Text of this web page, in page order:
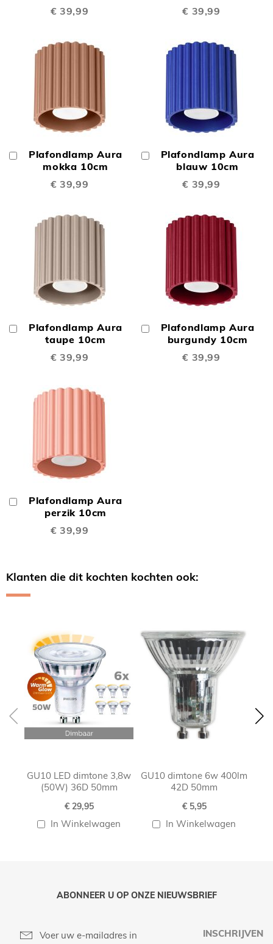
€ 39,99
€ 39,99
Plafondlamp Aura
mokka 10cm
€ 39,99
Winkelwagen
Plafondlamp Aura
blauw 10cm
€ 39,99
Winkelwagen
Plafondlamp Aura
taupe 10cm
€ 39,99
Winkelwagen
Plafondlamp Aura
burgundy 10cm
€ 39,99
Winkelwagen
Plafondlamp Aura
perzik 10cm
€ 39,99
Winkelwagen
Klanten die dit kochten kochten ook:
GU10 LED dimtone 3,8w
(50W) 36D 50mm
€ 29,95
In Winkelwagen
GU10 dimtone 6w 400lm
42D 50mm
€ 5,95
In Winkelwagen
ABONNEER U OP ONZE NIEUWSBRIEF
INSCHRIJVEN